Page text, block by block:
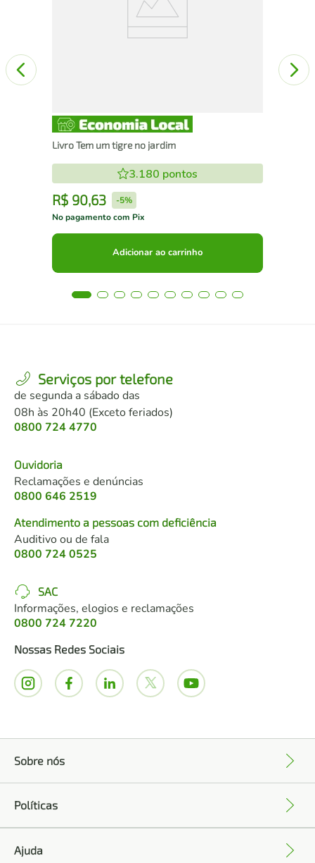
Livro Tem um tigre no jardim
3.180 pontos
R$ 90,63 -5%
No pagamento com Pix
Adicionar ao carrinho
Serviços por telefone
de segunda a sábado das
08h às 20h40 (Exceto feriados)
0800 724 4770
Ouvidoria
Reclamações e denúncias
0800 646 2519
Atendimento a pessoas com deficiência
Auditivo ou de fala
0800 724 0525
SAC
Informações, elogios e reclamações
0800 724 7220
Nossas Redes Sociais
Sobre nós
Políticas
Ajuda